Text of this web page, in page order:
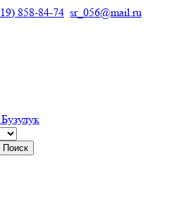
858-84-74 sr_056@mail.ru
Поиск